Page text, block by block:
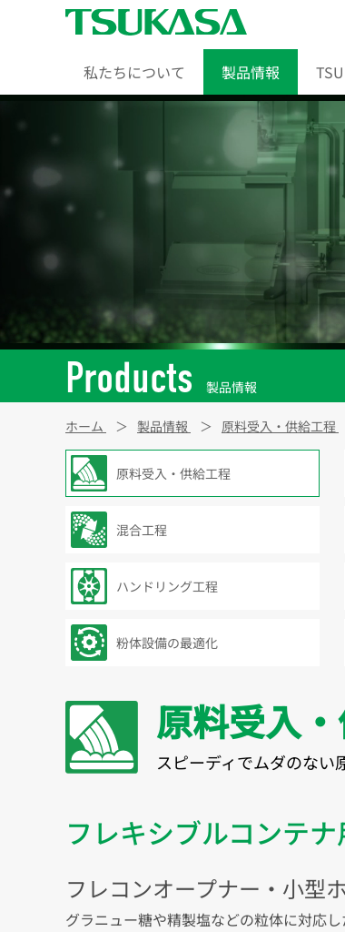
私たちについて 製品情報
Products 製品情報
ホーム 製品情報 原料受入・供給工程
原料受入・供給工程
混合工程
ハンドリング工程
粉体設備の最適化
原料受入
スピーディでムダのない
フレキシブルコンテ
フレコンオープナー・小型
グラニュー糖や精製塩などの粒体に対応